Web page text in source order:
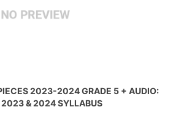
2023-2024 GRADE 5 + AUDIO:
2023 & 2024 SYLLABUS